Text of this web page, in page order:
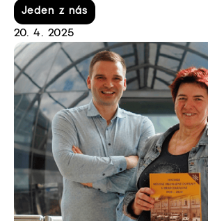
Jeden z nás
20. 4. 2025